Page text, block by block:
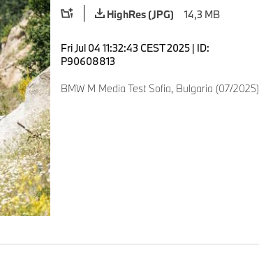
HighRes (JPG)
14,3 MB
Fri Jul 04 11:32:43 CEST 2025 | ID:
P90608813
BMW M Media Test Sofia, Bulgaria (07/2025)